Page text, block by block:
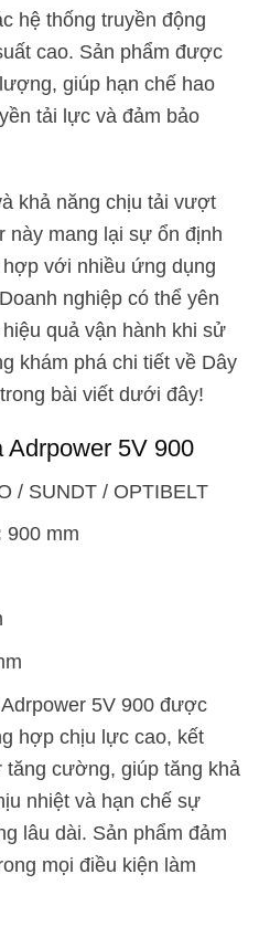
hệ thống truyền động
cao. Sản phẩm được
giúp hạn chế hao
tải lực và đảm bảo
khả năng chịu tải vượt
này mang lại sự ổn định
với nhiều ứng dụng
nghiệp có thể yên
quả vận hành khi sử
khám phá chi tiết về Dây
bài viết dưới đây!
Adrpower 5V 900
/ SUNDT / OPTIBELT
900 mm
5V 900 được
hợp chịu lực cao, kết
cường, giúp tăng khả
nhiệt và hạn chế sự
lâu dài. Sản phẩm đảm
mọi điều kiện làm